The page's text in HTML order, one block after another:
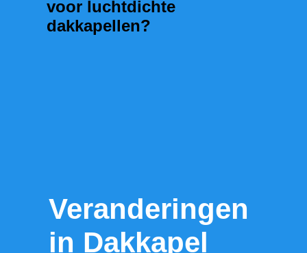
voor luchtdichte
dakkapellen?
Veranderingen
in Dakkapel